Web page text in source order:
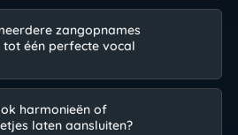
zangopnames
tot één perfecte vocal
harmonieën of
laten aansluiten?